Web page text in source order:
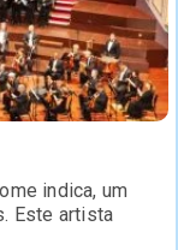
indica, um
Este artista